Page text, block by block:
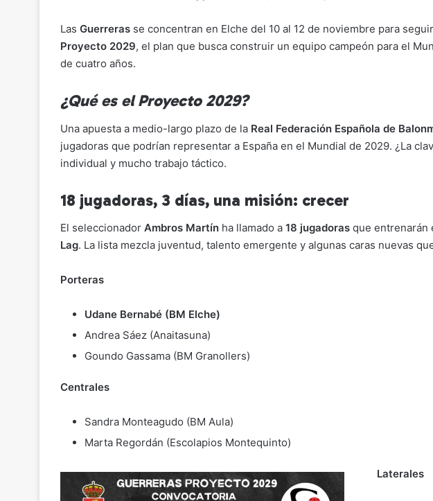
y
Li
n
k
l
e
b
o
k
s
A
p
gr
a
p
ar
Las Guerreras se concentran en Elche del 10 al 12 de noviembre para
Proyecto 2029, el plan que busca construir un equipo campeón para el
de cuatro años.
¿Qué es el Proyecto 2029?
Una apuesta a medio-largo plazo de la Real Federación Española de
jugadoras que podrían representar a España en el Mundial de 2029. ¿La
individual y mucho trabajo táctico.
18 jugadoras, 3 días, una misión: crecer
El seleccionador Ambros Martín ha llamado a 18 jugadoras que entrenarán
Lag. La lista mezcla juventud, talento emergente y algunas caras nuevas
Porteras
Udane Bernabé (BM Elche)
Andrea Sáez (Anaitasuna)
Goundo Gassama (BM Granollers)
Centrales
Sandra Monteagudo (BM Aula)
Marta Regordán (Escolapios Montequinto)
Laterales